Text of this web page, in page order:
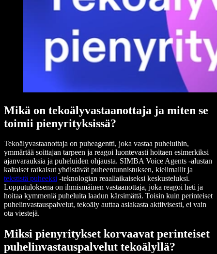
Mikä on tekoälyvastaanottaja ja miten se
toimii pienyrityksissä?
Tekoälyvastaanottaja on puheagentti, joka vastaa puheluihin,
ymmärtää soittajan tarpeen ja reagoi luontevasti hoitaen esimerkiksi
ajanvarauksia ja puheluiden ohjausta. SIMBA Voice Agents -alustan
kaltaiset ratkaisut yhdistävät puheentunnistuksen, kielimallit ja
tekstistä puheeksi -teknologian reaaliaikaiseksi keskusteluksi.
Lopputuloksena on ihmismäinen vastaanottaja, joka reagoi heti ja
hoitaa kymmeniä puheluita laadun kärsimättä. Toisin kuin perinteiset
puhelinvastauspalvelut, tekoäly auttaa asiakasta aktiivisesti, ei vain
ota viestejä.
Miksi pienyritykset korvaavat perinteiset
puhelinvastauspalvelut tekoälyllä?